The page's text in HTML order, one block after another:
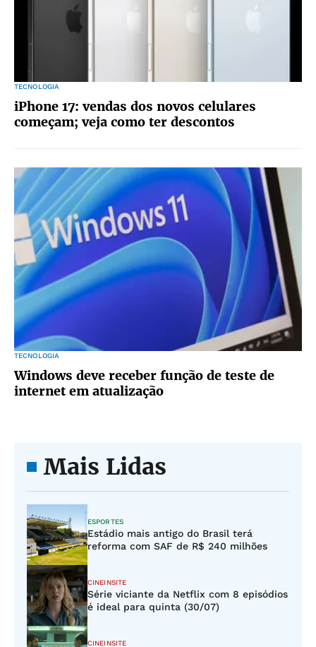
TECNOLOGIA
iPhone 17: vendas dos novos celulares
começam; veja como ter descontos
TECNOLOGIA
Windows deve receber função de teste de
internet em atualização
Mais Lidas
ESPORTES
Estádio mais antigo do Brasil terá
reforma com SAF de R$ 240 milhões
CINEINSITE
Série viciante da Netflix com 8 episódios
é ideal para quinta (30/07)
CINEINSITE